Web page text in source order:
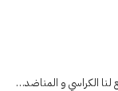
الكراسي و المناضد…